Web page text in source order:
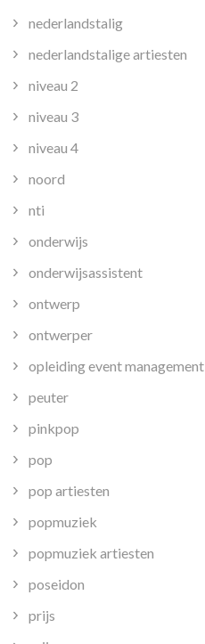
nederlandstalig
nederlandstalige artiesten
niveau 2
niveau 3
niveau 4
noord
nti
onderwijs
onderwijsassistent
ontwerp
ontwerper
opleiding event management
peuter
pinkpop
pop
pop artiesten
popmuziek
popmuziek artiesten
poseidon
prijs